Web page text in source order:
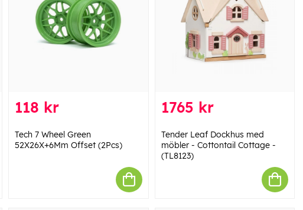
118 kr
Tech 7 Wheel Green
52X26X+6Mm Offset (2Pcs)
1765 kr
Tender Leaf Dockhus med
möbler - Cottontail Cottage -
(TL8123)